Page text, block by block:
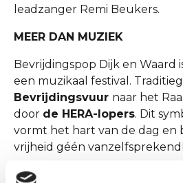
leadzanger Remi Beukers.
MEER DAN MUZIEK
Bevrijdingspop Dijk en Waard
een muzikaal festival.
Bevrijdingsvuur naar het
door de HERA-lopers. Dit
vormt het hart van de dag en
vrijheid géén
Ook de lokale bestuurders